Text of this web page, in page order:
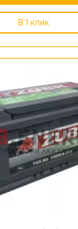
В 1 клик